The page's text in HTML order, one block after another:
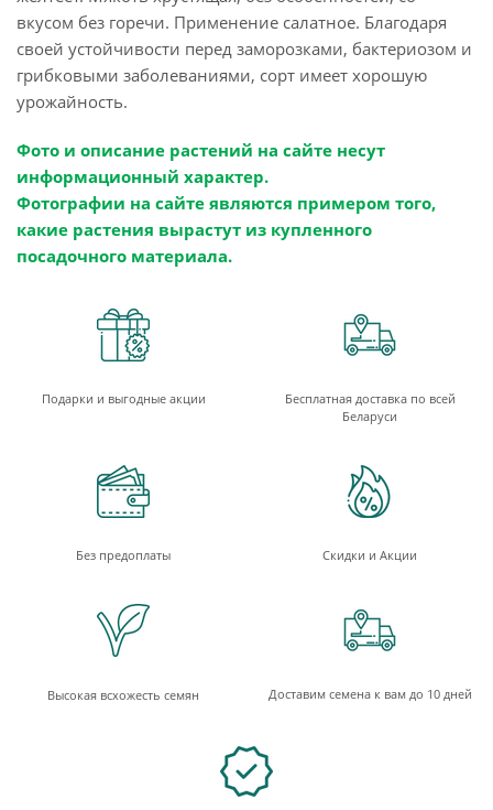
вкусом без горечи. Применение салатное. Благодаря
своей устойчивости перед заморозками, бактериозом и
грибковыми заболеваниями, сорт имеет хорошую
урожайность.
Фото и описание растений на сайте несут
информационный характер.
Фотографии на сайте являются примером того,
какие растения вырастут из купленного
посадочного материала.
Подарки и выгодные акции
Бесплатная доставка по всей
Беларуси
Без предоплаты Скидки и Акции
Высокая всхожесть семян Доставим семена к вам до 10 дней